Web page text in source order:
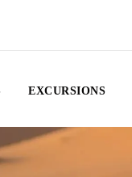
EXCURSIONS